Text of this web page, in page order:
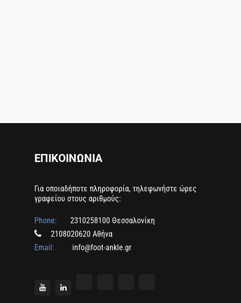
ΕΠΙΚΟΙΝΩΝΙΑ
Για οποιαδήποτε πληροφορία, τηλεφωνήστε ώρες
γραφείου στους αριθμούς:
Phone:
2310258100 Θεσσαλονίκη
2108020620 Αθήνα
Email:
info@foot-ankle.gr